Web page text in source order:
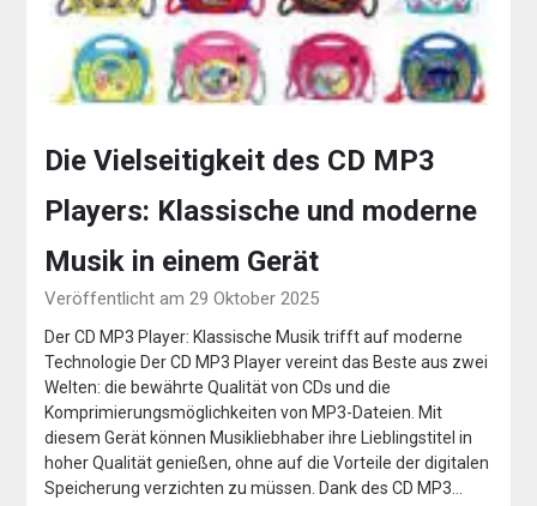
Die Vielseitigkeit des CD MP3
Players: Klassische und moderne
Musik in einem Gerät
Veröffentlicht am 29 Oktober 2025
Der CD MP3 Player: Klassische Musik trifft auf moderne
Technologie Der CD MP3 Player vereint das Beste aus zwei
Welten: die bewährte Qualität von CDs und die
Komprimierungsmöglichkeiten von MP3-Dateien. Mit
diesem Gerät können Musikliebhaber ihre Lieblingstitel in
hoher Qualität genießen, ohne auf die Vorteile der digitalen
Speicherung verzichten zu müssen. Dank des CD MP3…